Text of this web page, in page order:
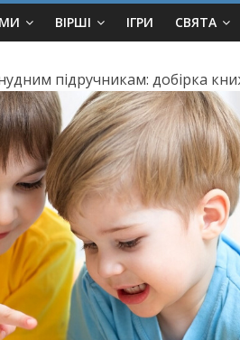
ВІРШІ ІГРИ СВЯТА
підручникам: добірка